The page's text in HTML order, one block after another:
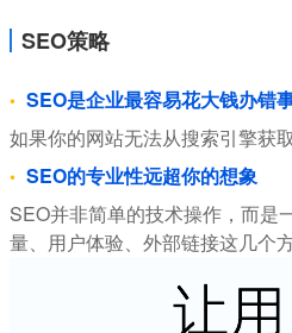
SEO策略
SEO是企业最容易花大钱办错
如果你的网站无法从搜索引擎获
SEO的专业性远超你的想象
SEO并非简单的技术操作，而是
量、用户体验、外部链接这几个